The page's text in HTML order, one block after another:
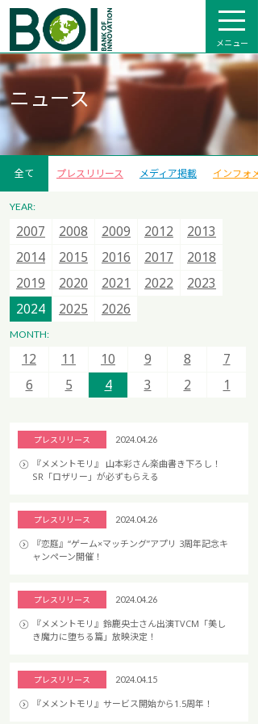
メニュー
ニュース
全て プレスリリース メディア掲載 インフォ
YEAR:
2007 2008 2009 2012
2013
2014
2015 2016 2017
2018
2019
2020 2021 2022
2023
2024
2025 2026
MONTH:
12 11 10 9 8
7
6
5 4 3 2 1
2007 2008 2009 2012
2013
2014
2015 2016 2017
2018
2019
2020 2021 2022
2023
2024
2025 2026
12 11 10 9 8
7
6
5 4 3 2 1
2007 2008 2013 2014 2015
12 11 10 9 8
6
5 4
2015 2016 2017 2018
2020
2021
2022 2023 2024
2025
2026
12
6
5 4 3 2 1
プレスリリース 2024.04.26
『メメントモリ』 山本彩さん楽曲書き下ろし！
SR「ロザリー」が必ずもらえる
プレスリリース 2024.04.26
『恋庭』“ゲーム×マッチング”アプリ 3周年記念キ
ャンペーン開催！
プレスリリース 2024.04.26
『メメントモリ』鈴鹿央士さん出演TVCM「美し
き魔力に堕ちる篇」放映決定！
プレスリリース 2024.04.15
『メメントモリ』サービス開始から1.5周年！